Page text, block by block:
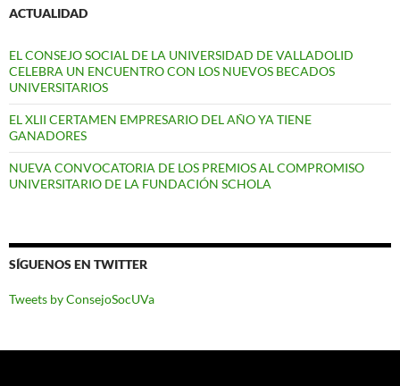
ACTUALIDAD
EL CONSEJO SOCIAL DE LA UNIVERSIDAD DE VALLADOLID
CELEBRA UN ENCUENTRO CON LOS NUEVOS BECADOS
UNIVERSITARIOS
EL XLII CERTAMEN EMPRESARIO DEL AÑO YA TIENE
GANADORES
NUEVA CONVOCATORIA DE LOS PREMIOS AL COMPROMISO
UNIVERSITARIO DE LA FUNDACIÓN SCHOLA
SÍGUENOS EN TWITTER
Tweets by ConsejoSocUVa